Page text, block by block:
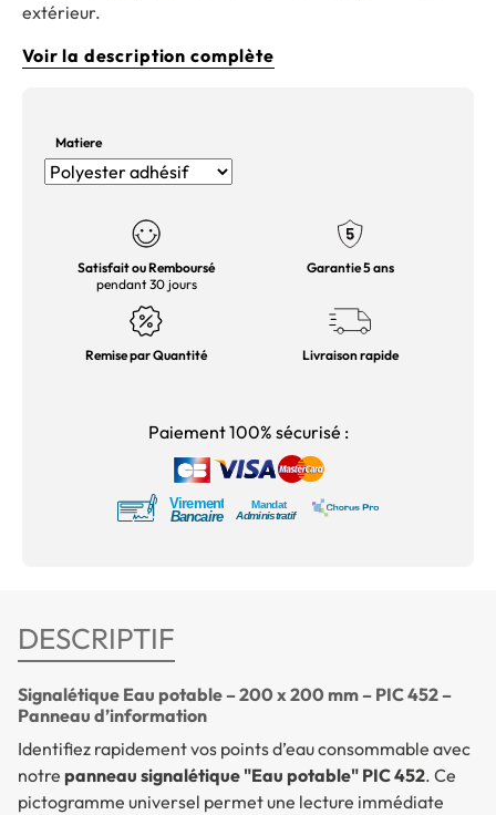
extérieur.
Voir la description complète
Matiere
Satisfait ou Remboursé
pendant 30 jours
Garantie 5 ans
Remise par Quantité Livraison rapide
Paiement 100% sécurisé :
DESCRIPTIF
Signalétique Eau potable – 200 x 200 mm – PIC 452 –
Panneau d’information
Identifiez rapidement vos points d’eau consommable avec
notre panneau signalétique "Eau potable" PIC 452. Ce
pictogramme universel permet une lecture immédiate